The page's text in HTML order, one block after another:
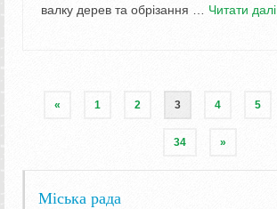
валку дерев та обрізання … Читати далі
« 1 2 3 4 5
34 »
Міська рада